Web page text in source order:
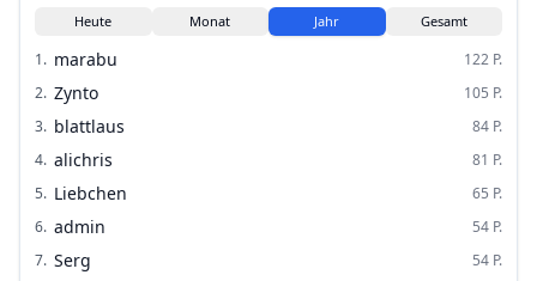
Heute Monat Jahr Gesamt
1. marabu 122 P.
2. Zynto 105 P.
3. blattlaus 84 P.
4. alichris 81 P.
5. Liebchen 65 P.
6. admin 54 P.
7. Serg 54 P.